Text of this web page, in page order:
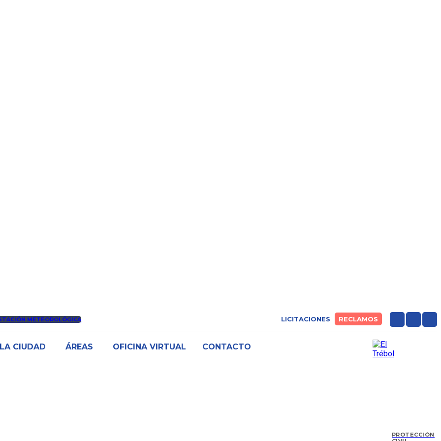
METEOROLÓGICA LICITACIONES RECLAMOS
LA CIUDAD ÁREAS OFICINA VIRTUAL CONTACTO
PROTECCIÓN